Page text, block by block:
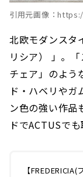
引用元画像：
北欧モダンスタ
リシア） 」。
チェア」のよう
ド・ハベリやガ
ン色の強い作品
ドでACTUSで
【FREDERICIA(